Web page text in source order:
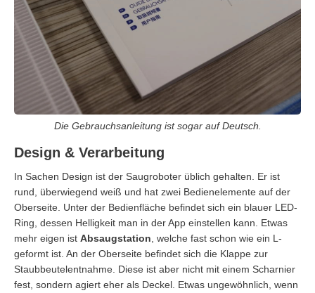
Die Gebrauchsanleitung ist sogar auf Deutsch.
Design & Verarbeitung
In Sachen Design ist der Saugroboter üblich gehalten. Er ist
rund, überwiegend weiß und hat zwei Bedienelemente auf der
Oberseite. Unter der Bedienfläche befindet sich ein blauer LED-
Ring, dessen Helligkeit man in der App einstellen kann. Etwas
mehr eigen ist Absaugstation , welche fast schon wie ein L-
geformt ist. An der Oberseite befindet sich die Klappe zur
Staubbeutelentnahme. Diese ist aber nicht mit einem Scharnier
fest, sondern agiert eher als Deckel. Etwas ungewöhnlich, wenn